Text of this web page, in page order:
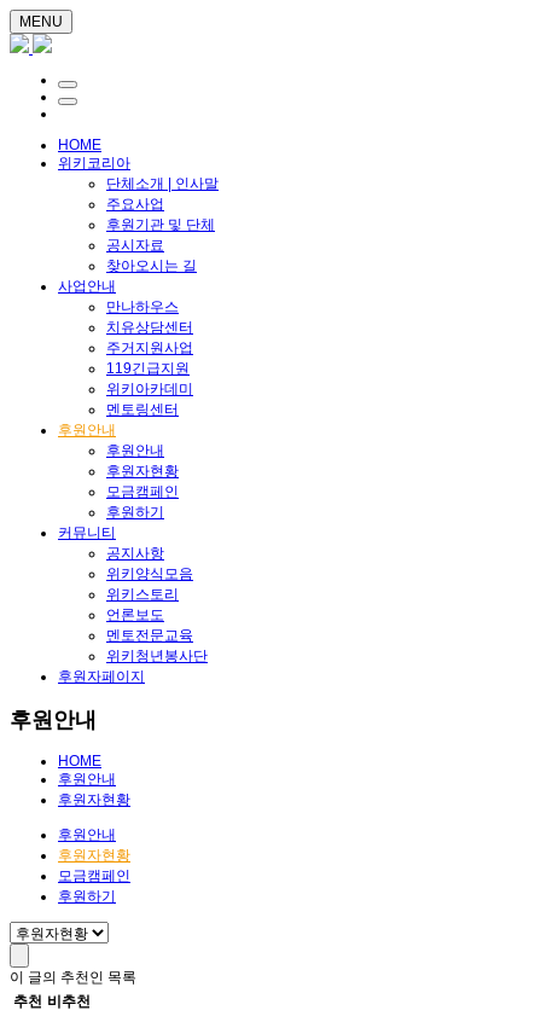
MENU
HOME
위키코리아
단체소개 | 인사말
주요사업
후원기관 및 단체
공시자료
찾아오시는 길
사업안내
만나하우스
치유상담센터
주거지원사업
119긴급지원
위키아카데미
멘토링센터
후원안내
후원안내
후원자현황
모금캠페인
후원하기
커뮤니티
공지사항
위키양식모음
위키스토리
언론보도
멘토전문교육
위키청년봉사단
후원자페이지
후원안내
HOME
후원안내
후원자현황
후원안내
후원자현황
모금캠페인
후원하기
이 글의 추천인 목록
추천 비추천